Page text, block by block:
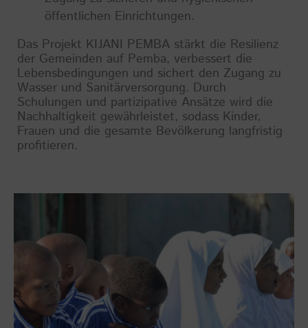
öffentlichen Einrichtungen.
Das Projekt KIJANI PEMBA stärkt die Resilienz
der Gemeinden auf Pemba, verbessert die
Lebensbedingungen und sichert den Zugang zu
Wasser und Sanitärversorgung. Durch
Schulungen und partizipative Ansätze wird die
Nachhaltigkeit gewährleistet, sodass Kinder,
Frauen und die gesamte Bevölkerung langfristig
profitieren.